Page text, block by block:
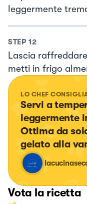
leggermente
STEP 12
Lascia
metti in frigo
LO CHEF
Servi a
leggermente
Ottima da
gelato alla
Vota la ricetta